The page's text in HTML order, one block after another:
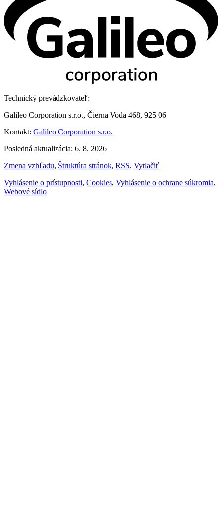
Technický prevádzkovateľ:
Galileo Corporation s.r.o., Čierna Voda 468, 925 06
Kontakt: Galileo Corporation s.r.o.
Posledná aktualizácia: 6. 8. 2026
Zmena vzhľadu, Štruktúra stránok, RSS, Vytlačiť
Vyhlásenie o prístupnosti, Cookies, Vyhlásenie o ochrane súkromia,
Webové sídlo